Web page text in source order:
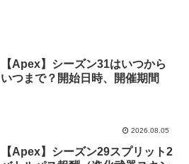
【Apex】シーズン31はいつから
いつまで？開始日時、開催期間
2026.08.05
【Apex】シーズン29スプリット2